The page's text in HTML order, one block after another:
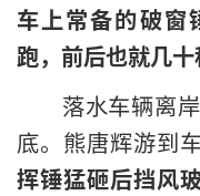
车上常备的破窗
跑，前后也就几十
落水车辆离
底。熊唐辉游到
挥锤猛砸后挡风